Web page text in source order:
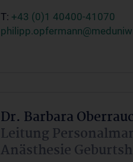
T: +43 (0)1 40400-41070
Dr. Barbara
Leitung
Anästhesie